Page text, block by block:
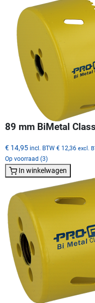
89 mm BiMetal
€ 14,95 incl. BTW € 12,36 excl.
Op voorraad (3)
In winkelwagen